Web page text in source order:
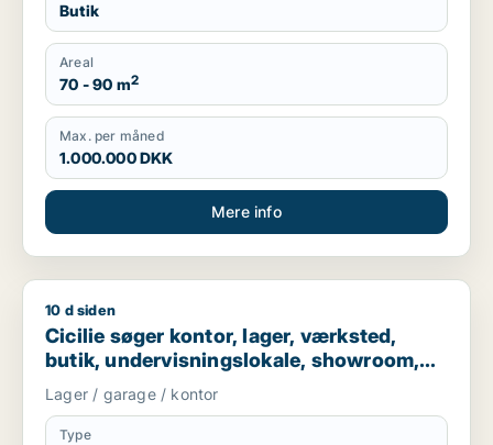
Butik
Areal
70 - 90 m2
Max. per måned
1.000.000 DKK
Mere info
Cicilie søger kontor, lager, værksted, butik,
10 d siden
Cicilie søger kontor, lager, værksted,
butik, undervisningslokale, showroom,
erhvervsgrund, produktionslokaler eller
garage til leje i Region Sjælland eller
Nordsjælland
Lager / garage / kontor
Type